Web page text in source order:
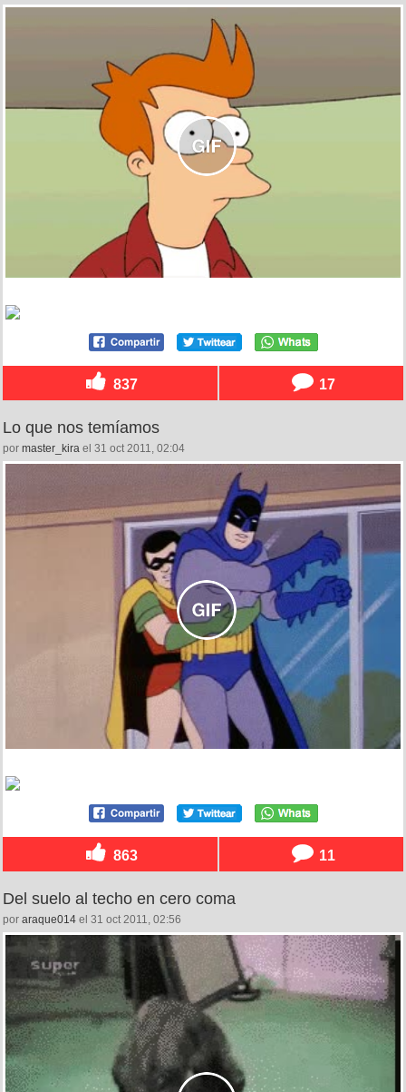
837 17
Lo que nos temíamos
por master_kira el 31 oct 2011, 02:04
863 11
Del suelo al techo en cero coma
por araque014 el 31 oct 2011, 02:56